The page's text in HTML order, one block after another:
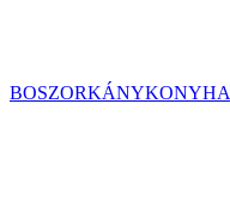
BOSZORKÁNYKONYHA